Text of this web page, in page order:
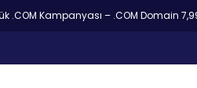
.COM Kampanyası – .COM Domain